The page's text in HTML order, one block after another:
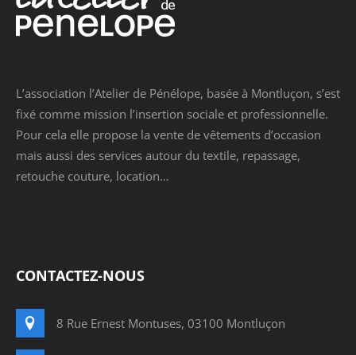
L’association l’Atelier de Pénélope, basée à Montluçon, s’est
fixé comme mission l’insertion sociale et professionnelle.
Pour cela elle propose la vente de vêtements d’occasion
mais aussi des services autour du textile, repassage,
retouche couture, location…
CONTACTEZ-NOUS
8 Rue Ernest Montuses, 03100 Montluçon